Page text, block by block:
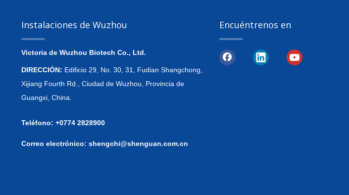
Instalaciones de Wuzhou
Victoria de Wuzhou Biotech Co., Ltd.
DIRECCIÓN: Edificio 29, No. 30, 31, Fudian Shangchong,
Xijiang Fourth Rd., Ciudad de Wuzhou, Provincia de
Guangxi, China.
Teléfono: +0774 2828900
Correo electrónico: shengchi@shenguan.com.cn
Encuéntrenos en